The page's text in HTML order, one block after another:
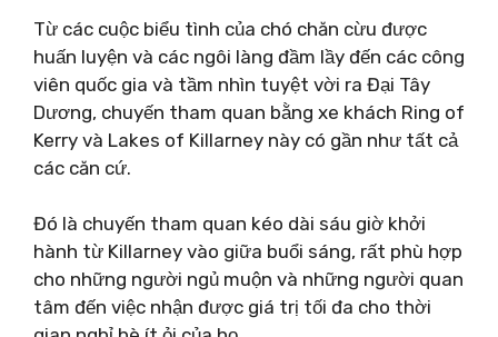
Từ các cuộc biểu tình của chó chăn cừu được
huấn luyện và các ngôi làng đầm lầy đến các công
viên quốc gia và tầm nhìn tuyệt vời ra Đại Tây
Dương, chuyến tham quan bằng xe khách Ring of
Kerry và Lakes of Killarney này có gần như tất cả
các căn cứ.
Đó là chuyến tham quan kéo dài sáu giờ khởi
hành từ Killarney vào giữa buổi sáng, rất phù hợp
cho những người ngủ muộn và những người quan
tâm đến việc nhận được giá trị tối đa cho thời